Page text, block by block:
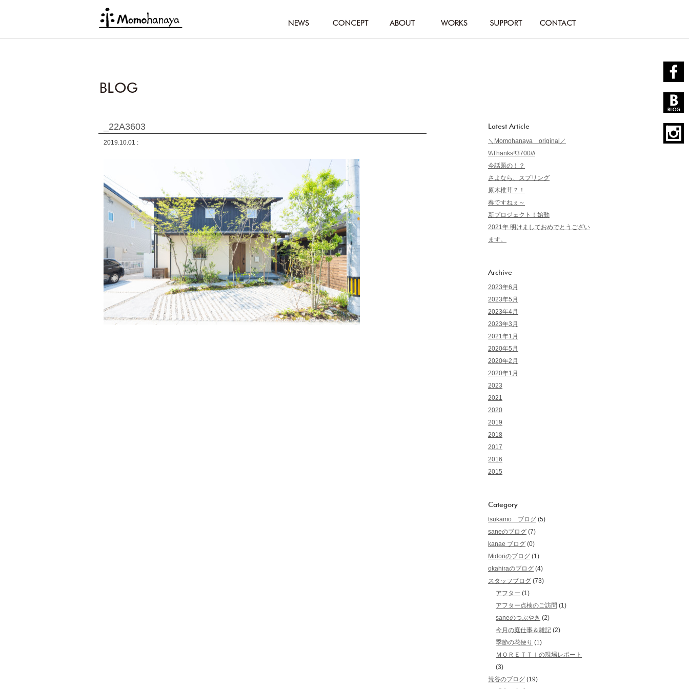
_22A3603
2019.10.01 :
Latest Article
＼Momohanaya original／
\\\Thanks!!3700///
今話題の！？
さよなら、スプリング
原木椎茸？！
春ですねぇ～
新プロジェクト！始動
2021年 明けましておめでとうござい
ます。
Archive
2023年6月
2023年5月
2023年4月
2023年3月
2021年1月
2020年5月
2020年2月
2020年1月
2023
2021
2020
2019
2018
2017
2016
2015
Category
tsukamo ブログ (5)
saneのブログ (7)
kanae ブログ (0)
Midoriのブログ (1)
okahiraのブログ (4)
スタッフブログ (73)
アフター (1)
アフター点検のご訪問 (1)
saneのつぶやき (2)
今月の庭仕事＆雑記 (2)
季節の花便り (1)
ＭＯＲＥＴＴＩの現場レポート
(3)
荒谷のブログ (19)